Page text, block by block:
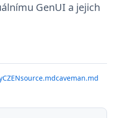
GenUI a jejich
CZENsource.mdcaveman.md